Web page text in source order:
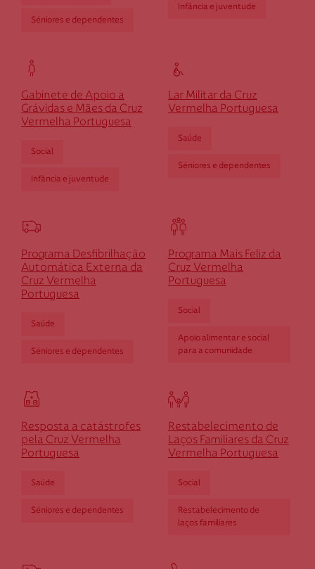
*
montante
Séniores e dependentes
Infância e juventude
Gabinete de Apoio a
Grávidas e Mães da Cruz
Vermelha Portuguesa
Social
Infância e juventude
Lar Militar da Cruz
Vermelha Portuguesa
Saúde
Séniores e dependentes
Programa Desfibrilhação
Automática Externa da
Cruz Vermelha
Portuguesa
Saúde
Séniores e dependentes
Programa Mais Feliz da
Cruz Vermelha
Portuguesa
Social
Apoio alimentar e social
para a comunidade
Resposta a catástrofes
pela Cruz Vermelha
Portuguesa
Saúde
Séniores e dependentes
Restabelecimento de
Laços Familiares da Cruz
Vermelha Portuguesa
Social
Restabelecimento de
laços familiares